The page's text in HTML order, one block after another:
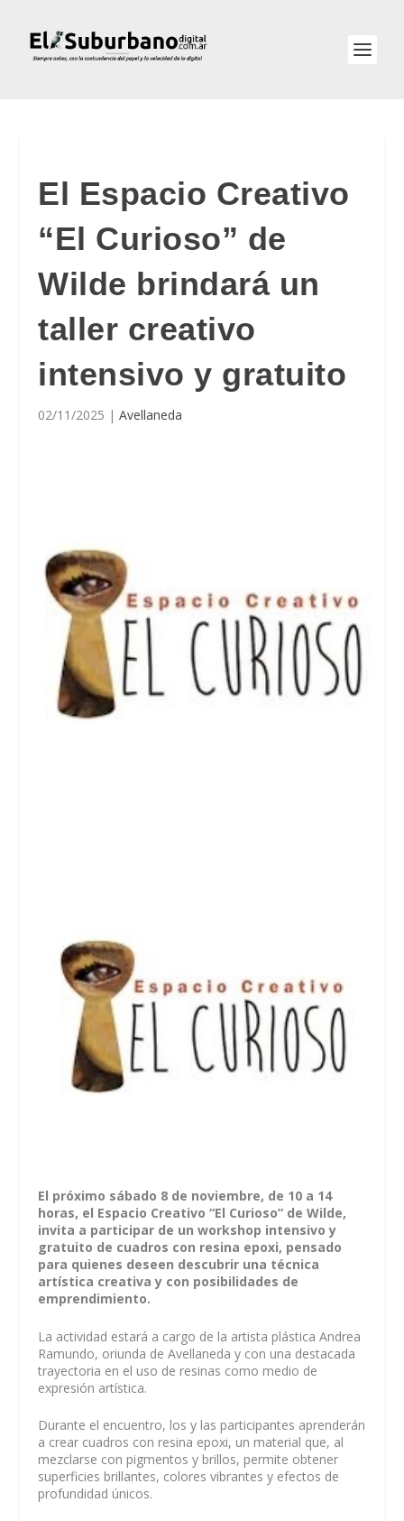
El Espacio Creativo
“El Curioso” de
Wilde brindará un
taller creativo
intensivo y gratuito
02/11/2025 |Avellaneda
El próximo sábado 8 de noviembre, de 10 a 14
horas, el Espacio Creativo “El Curioso” de Wilde,
invita a participar de un workshop intensivo y
gratuito de cuadros con resina epoxi, pensado
para quienes deseen descubrir una técnica
artística creativa y con posibilidades de
emprendimiento.
La actividad estará a cargo de la artista plástica Andrea
Ramundo, oriunda de Avellaneda y con una destacada
trayectoria en el uso de resinas como medio de
expresión artística.
Durante el encuentro, los y las participantes aprenderán
a crear cuadros con resina epoxi, un material que, al
mezclarse con pigmentos y brillos, permite obtener
superficies brillantes, colores vibrantes y efectos de
profundidad únicos.